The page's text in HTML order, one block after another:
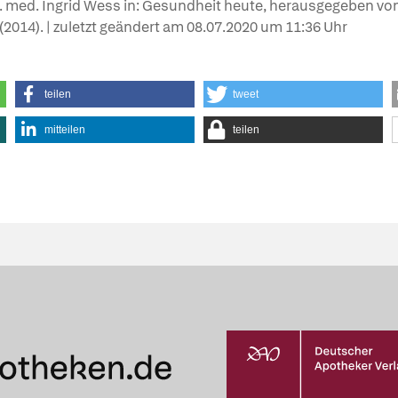
med. Ingrid Wess in: Gesundheit heute, herausgegeben
| zuletzt geändert am08.07.2020um 11:36 Uhr
teilen tweet
mitteilen teilen